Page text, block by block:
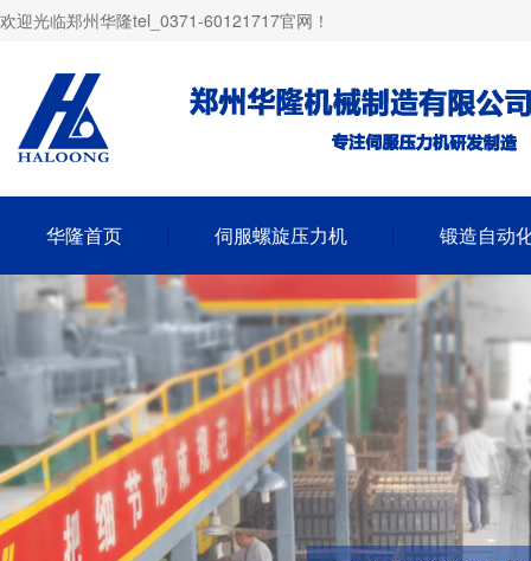
欢迎光临郑州华隆tel_0371-60121717官网！
华隆首页 伺服螺旋压力机 锻造自动